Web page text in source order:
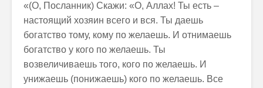
«(О, Посланник) Скажи: «О, Аллах! Ты есть –
настоящий хозяин всего и вся. Ты даешь
богатство тому, кому по желаешь. И отнимаешь
богатство у кого по желаешь. Ты
возвеличиваешь того, кого по желаешь. И
унижаешь (понижаешь) кого по желаешь. Все